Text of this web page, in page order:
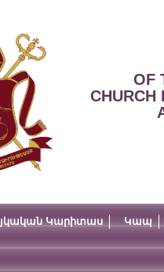
OF
CHURCH
Կարիտաս Կապ